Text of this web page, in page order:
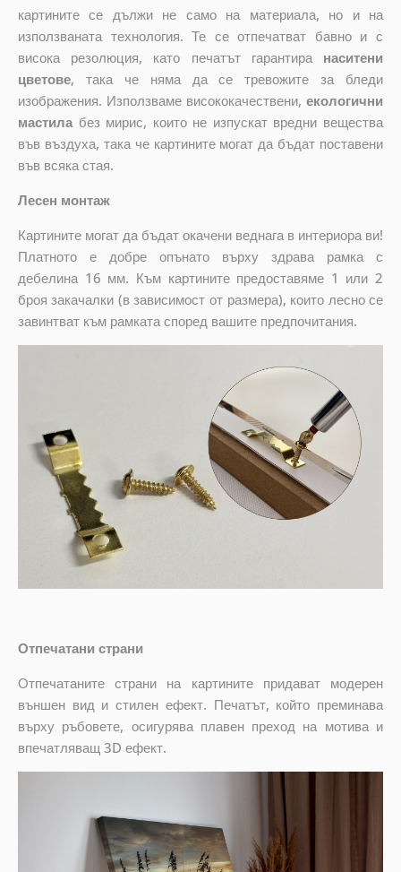
картините се дължи не само на материала, но и на
използваната технология. Те се отпечатват бавно и с
висока резолюция, като печатът гарантира наситени
цветове, така че няма да се тревожите за бледи
изображения. Използваме висококачествени,екологични
мастилабез мирис, които не изпускат вредни вещества
във въздуха, така че картините могат да бъдат поставени
във всяка стая.
Лесен монтаж
Картините могат да бъдат окачени веднага в интериора ви!
Платното е добре опънато върху здрава рамка с
дебелина 16 мм. Към картините предоставяме 1 или 2
броя закачалки (в зависимост от размера), които лесно се
завинтват към рамката според вашите предпочитания.
Отпечатани страни
Отпечатаните страни на картините придават модерен
външен вид и стилен ефект. Печатът, който преминава
върху ръбовете, осигурява плавен преход на мотива и
впечатляващ 3D ефект.